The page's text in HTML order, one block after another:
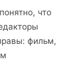
что
фильм,